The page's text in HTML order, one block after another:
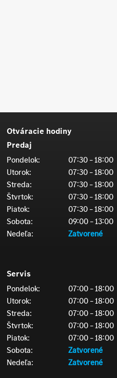
Otváracie hodiny
Predaj
Pondelok:
07:30 – 18:00
Utorok:
07:30 – 18:00
Streda:
07:30 – 18:00
Štvrtok:
07:30 – 18:00
Piatok:
07:30 – 18:00
Sobota:
09:00 – 13:00
Nedeľa:
Zatvorené
Servis
Pondelok:
07:00 – 18:00
Utorok:
07:00 – 18:00
Streda:
07:00 – 18:00
Štvrtok:
07:00 – 18:00
Piatok:
07:00 – 18:00
Sobota:
Zatvorené
Nedeľa:
Zatvorené